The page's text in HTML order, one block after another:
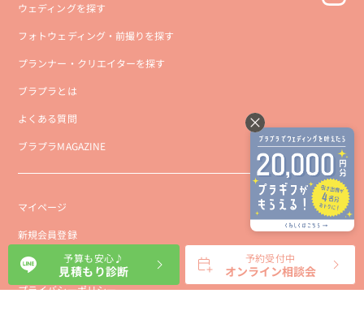
ウェディングを探す
フォトウェディング・前撮りを探す
プランナー・クリエイターを探す
ブラプラとは
よくある質問
ブラプラMAGAZINE
マイページ
新規会員登録
会社概要
プライバシーポリシー
予算も安心♪
見積もり診断
予約受付中
オンライン相談会